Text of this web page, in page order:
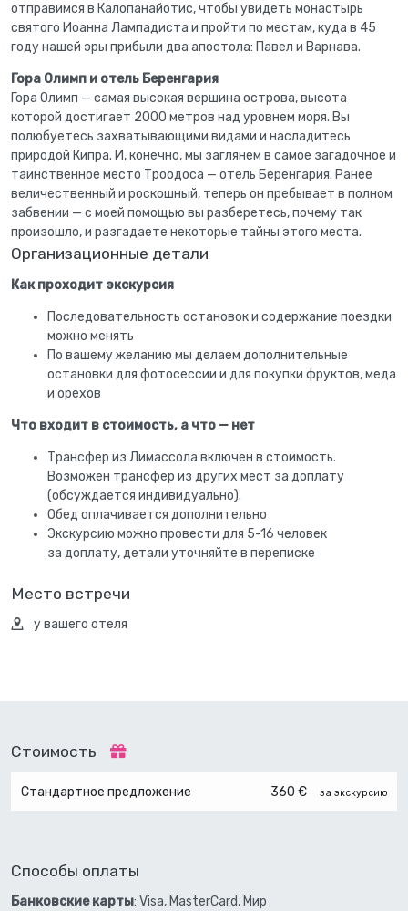
отправимся в Калопанайотис, чтобы увидеть монастырь
святого Иоанна Лампадиста и пройти по местам, куда в 45
году нашей эры прибыли два апостола: Павел и Варнава.
Гора Олимп и отель Беренгария
Гора Олимп — самая высокая вершина острова, высота
которой достигает 2000 метров над уровнем моря. Вы
полюбуетесь захватывающими видами и насладитесь
природой Кипра. И, конечно, мы заглянем в самое загадочное и
таинственное место Троодоса — отель Беренгария. Ранее
величественный и роскошный, теперь он пребывает в полном
забвении — с моей помощью вы разберетесь, почему так
произошло, и разгадаете некоторые тайны этого места.
Организационные детали
Как проходит экскурсия
Последовательность остановок и содержание поездки
можно менять
По вашему желанию мы делаем дополнительные
остановки для фотосессии и для покупки фруктов, меда
и орехов
Что входит в стоимость, а что — нет
Трансфер из Лимассола включен в стоимость.
Возможен трансфер из других мест за доплату
(обсуждается индивидуально).
Обед оплачивается дополнительно
Экскурсию можно провести для 5-16 человек
за доплату, детали уточняйте в переписке
Место встречи
у вашего отеля
Стоимость
Стандартное предложение 360 € за экскурсию
Способы оплаты
Банковские карты: Visa, MasterCard, Мир